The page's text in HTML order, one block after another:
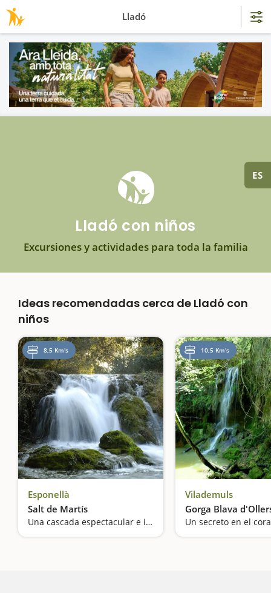
ES
Lladó con niños
Excursiones y actividades para toda la familia
Ideas recomendadas cerca de Lladó con
niños
8,5 Km's
Esponellà
Salt de Martís
Una cascada espectacular e intermitente
10,5 Km's
Vilademuls
Gorga Blava
Lladó